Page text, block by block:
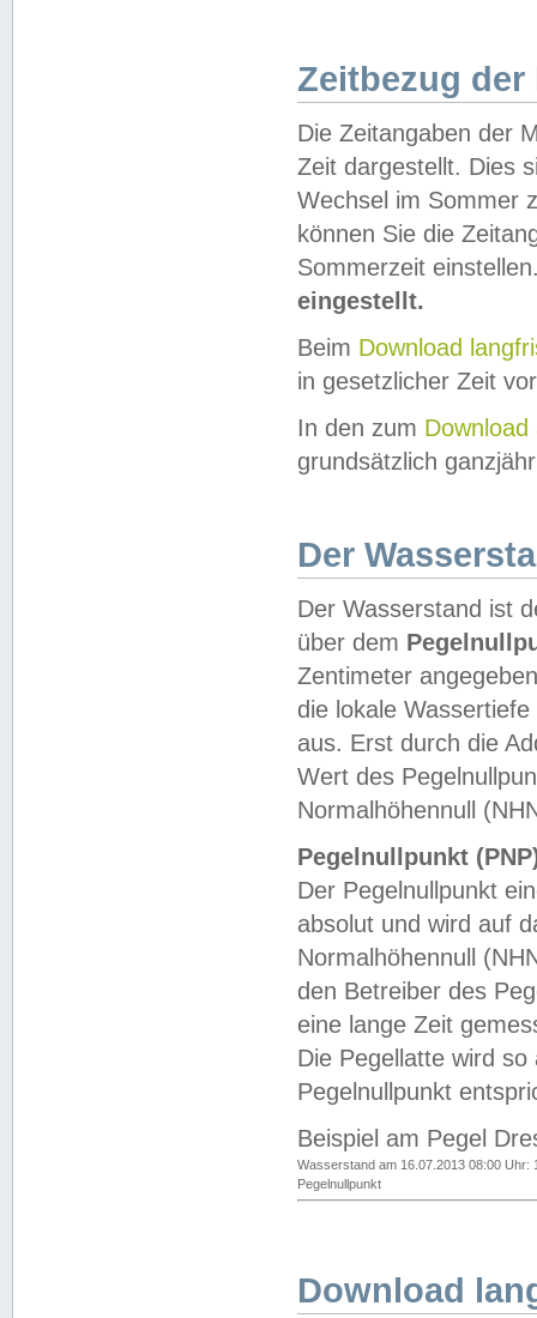
Zeitbezug der
Die Zeitangaben der
Zeit dargestellt. Dies
Wechsel im Sommer
können Sie die
Sommerzeit
eingestellt.
Beim Download
in gesetzlicher Zeit
In den zum Download
grundsätzlich
Der
Der Wasserstand ist
über dem
Zentimeter
die lokale
aus. Erst durch die
Wert des
Normalhöhennull
Pegelnullpunkt
Der Pegelnullpunkt
absolut und wird auf
Normalhöhennull
den Betreiber des
eine lange Zeit
Die Pegellatte wird
Pegelnullpunkt
Beispiel am Pegel
Wasserstand am 16.07.2013 08:00 Uhr:
Pegelnullpunkt
Download